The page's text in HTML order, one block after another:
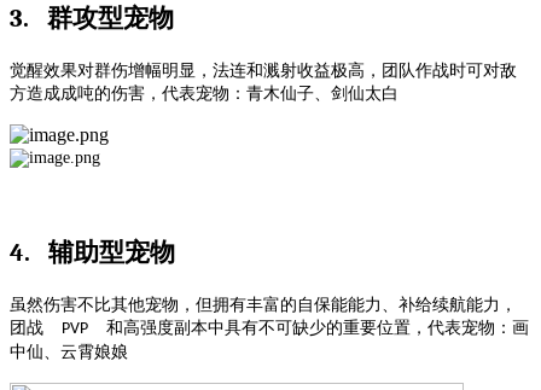
3. 群攻型宠物
觉醒效果对群伤增幅明显，法连和溅射收益极高，团队作战时可对敌
方造成成吨的伤害，代表宠物：青木仙子、剑仙太白
4. 辅助型宠物
虽然伤害不比其他宠物，但拥有丰富的自保能能力、补给续航能力，
团战
PVP
和高强度副本中具有不可缺少的重要位置，代表宠物：画
中仙、云霄娘娘